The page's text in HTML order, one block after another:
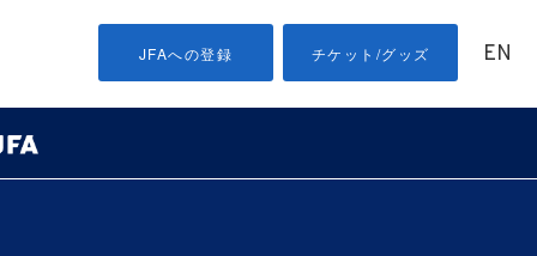
JFAへの登録 チケット/グッズ EN